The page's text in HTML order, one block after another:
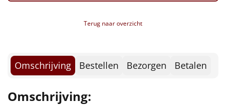
Noodradio NIEUW
Deken (fleece plaid)
Terug naar overzicht
Omschrijving Bestellen Bezorgen Betalen
Omschrijving: